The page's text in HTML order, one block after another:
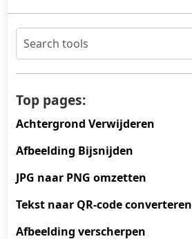
Top pages:
Achtergrond Verwijderen
Afbeelding Bijsnijden
JPG naar PNG omzetten
Tekst naar QR-code converteren
Afbeelding verscherpen